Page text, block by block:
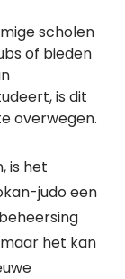
scholen
of bieden
is dit
overwegen.
is het
judo een
het kan